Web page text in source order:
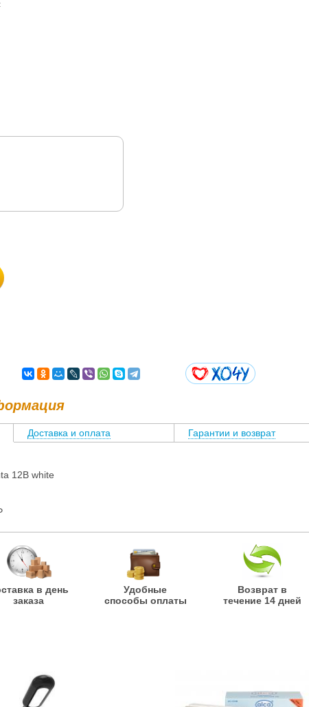
Доставка и оплата
Гарантии и возврат
12В white
в день
заказа
Удобные
способы оплаты
Возврат в
течение 14 дней